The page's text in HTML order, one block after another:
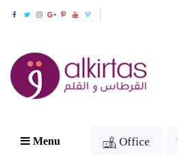
Menu Office